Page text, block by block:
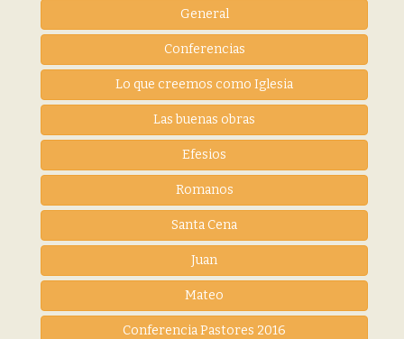
General
Conferencias
Lo que creemos como Iglesia
Las buenas obras
Efesios
Romanos
Santa Cena
Juan
Mateo
Conferencia Pastores 2016